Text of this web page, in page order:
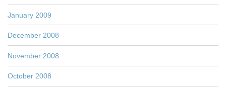
January 2009
December 2008
November 2008
October 2008